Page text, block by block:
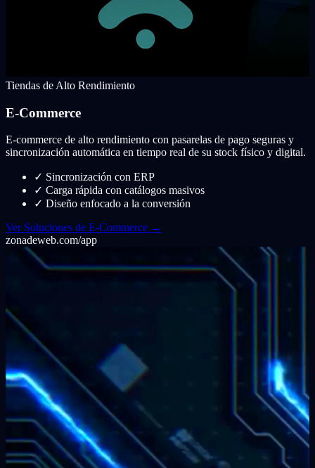
Tiendas de Alto Rendimiento
E-Commerce
E-commerce de alto rendimiento con pasarelas de pago seguras y
sincronización automática en tiempo real de su stock físico y digital.
✓ Sincronización con ERP
✓ Carga rápida con catálogos masivos
✓ Diseño enfocado a la conversión
Ver Soluciones de E-Commerce →
zonadeweb.com/app